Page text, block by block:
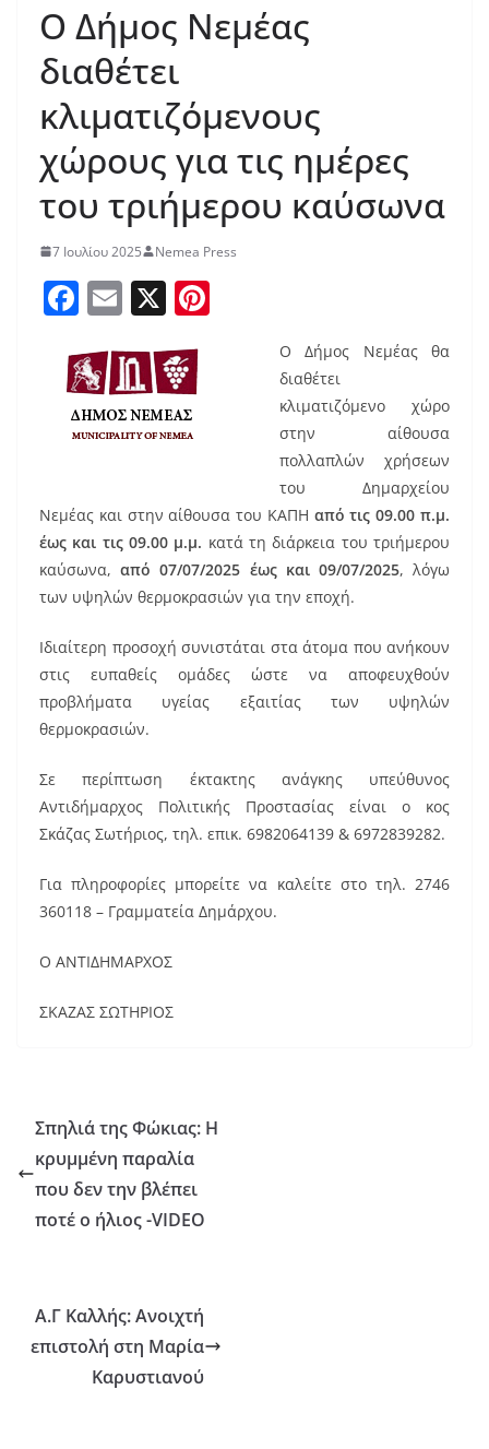
Ο Δήμος Νεμέας
διαθέτει
κλιματιζόμενους
χώρους για τις ημέρες
του τριήμερου καύσωνα
7 Ιουλίου 2025 Nemea Press
F
c
e
b
o
k
E
ai
l
X
Ο Δήμος Νεμέας θα
διαθέτει
κλιματιζόμενο χώρο
στην αίθουσα
πολλαπλών χρήσεων
του Δημαρχείου
Νεμέας και στην αίθουσα του ΚΑΠΗ από τις 09.00 π.μ.
έως και τις 09.00 μ.μ. κατά τη διάρκεια του τριήμερου
καύσωνα, από 07/07/2025 έως και 09/07/2025, λόγω
των υψηλών θερμοκρασιών για την εποχή.
Ιδιαίτερη προσοχή συνιστάται στα άτομα που ανήκουν
στις ευπαθείς ομάδες ώστε να αποφευχθούν
προβλήματα υγείας εξαιτίας των υψηλών
θερμοκρασιών.
Σε περίπτωση έκτακτης ανάγκης υπεύθυνος
Αντιδήμαρχος Πολιτικής Προστασίας είναι ο κος
Σκάζας Σωτήριος, τηλ. επικ. 6982064139 & 6972839282.
Για πληροφορίες μπορείτε να καλείτε στο τηλ. 2746
360118 – Γραμματεία Δημάρχου.
Ο ΑΝΤΙΔΗΜΑΡΧΟΣ
ΣΚΑΖΑΣ ΣΩΤΗΡΙΟΣ
Σπηλιά της Φώκιας: Η
κρυμμένη παραλία
που δεν την βλέπει
ποτέ ο ήλιος -VIDEO
Α.Γ Καλλής: Ανοιχτή
επιστολή στη Μαρία
Καρυστιανού